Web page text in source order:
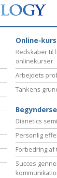
Online-
Redskaber til
onlinekurser
Arbejdets
Tankens
Dianetics
Personlig
Forbedring
Succes